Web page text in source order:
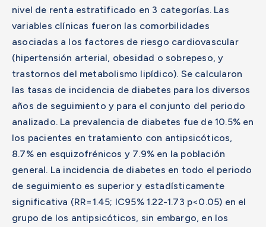
nivel de renta estratificado en 3 categorías. Las
variables clínicas fueron las comorbilidades
asociadas a los factores de riesgo cardiovascular
(hipertensión arterial, obesidad o sobrepeso, y
trastornos del metabolismo lipídico). Se calcularon
las tasas de incidencia de diabetes para los diversos
años de seguimiento y para el conjunto del periodo
analizado. La prevalencia de diabetes fue de 10.5% en
los pacientes en tratamiento con antipsicóticos,
8.7% en esquizofrénicos y 7.9% en la población
general. La incidencia de diabetes en todo el periodo
de seguimiento es superior y estadísticamente
significativa (RR=1.45; IC95% 1.22-1.73 p<0.05) en el
grupo de los antipsicóticos, sin embargo, en los